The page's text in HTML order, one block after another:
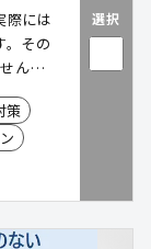
際には
その
ん。
既に
役で
い
者調
力の不
策
選択